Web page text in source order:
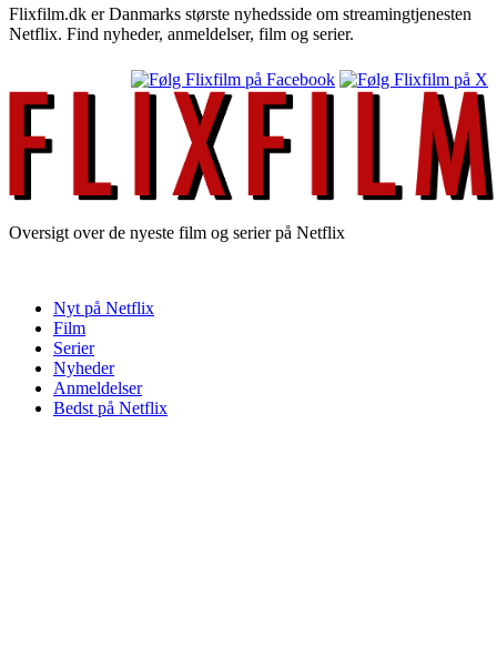
Flixfilm.dk er Danmarks største nyhedsside om streamingtjenesten
Netflix. Find nyheder, anmeldelser, film og serier.
Oversigt over de nyeste film og serier på Netflix
Nyt på Netflix
Film
Serier
Nyheder
Anmeldelser
Bedst på Netflix